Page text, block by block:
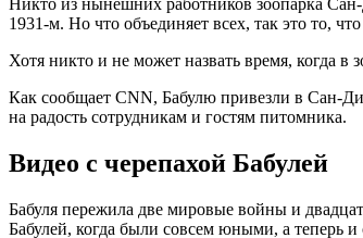
1931-м. Но что объединяет всех, так это то,
Хотя никто и не может назвать время, когда в
Как сообщает CNN, Бабулю привезли в Сан-
на радость сотрудникам и гостям питомника.
Видео с черепахой Бабулей
Бабуля пережила две мировые войны и
Бабулей, когда были совсем юными, а теперь